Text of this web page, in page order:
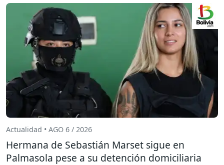
Actualidad • AGO 6 / 2026
Hermana de Sebastián Marset sigue en
Palmasola pese a su detención domiciliaria